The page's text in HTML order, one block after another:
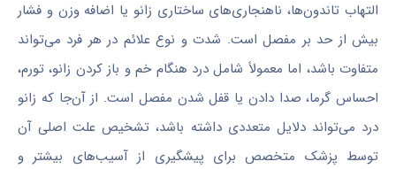
التهاب تاندون‌ها، ناهنجاری‌های ساختاری زانو یا اضافه وزن و فشار
بیش از حد بر مفصل است. شدت و نوع علائم در هر فرد می‌تواند
متفاوت باشد، اما معمولاً شامل درد هنگام خم و باز کردن زانو، تورم،
احساس گرما، صدا دادن یا قفل شدن مفصل است. از آن‌جا که زانو
درد می‌تواند دلایل متعددی داشته باشد، تشخیص علت اصلی آن
توسط پزشک متخصص برای پیشگیری از آسیب‌های بیشتر و